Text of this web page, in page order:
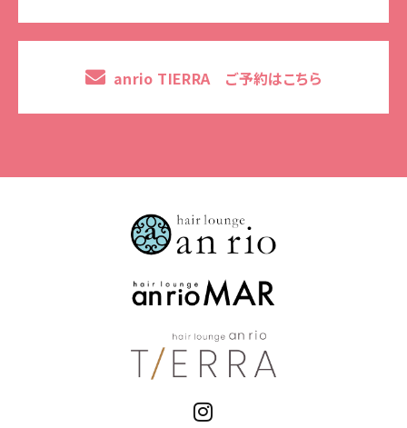
anrio TIERRA ご予約はこちら